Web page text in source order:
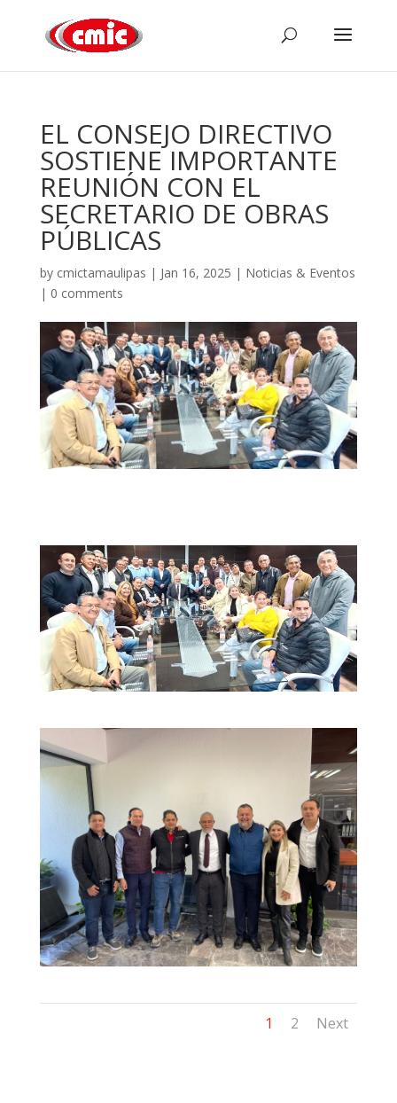
EL CONSEJO DIRECTIVO
SOSTIENE IMPORTANTE
REUNIÓN CON EL
SECRETARIO DE OBRAS
PÚBLICAS
by cmictamaulipas | Jan 16, 2025 | Noticias & Eventos
| 0 comments
1 2 Next